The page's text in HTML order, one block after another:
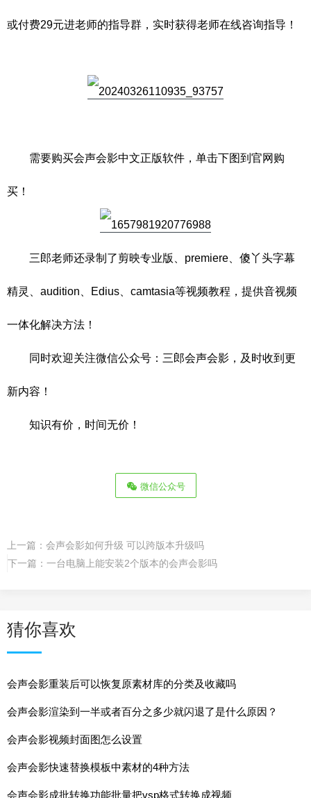
或付费29元进老师的指导群，实时获得老师在线咨询指导！
需要购买会声会影中文正版软件，单击下图到官网购
买！
三郎老师还录制了剪映专业版、premiere、傻丫头字幕
精灵、audition、Edius、camtasia等视频教程，提供音视频
一体化解决方法！
同时欢迎关注微信公众号：三郎会声会影，及时收到更
新内容！
知识有价，时间无价！
微信公众号
上一篇： 会声会影如何升级 可以跨版本升级吗
下一篇： 一台电脑上能安装2个版本的会声会影吗
猜你喜欢
会声会影重装后可以恢复原素材库的分类及收藏吗
会声会影渲染到一半或者百分之多少就闪退了是什么原因？
会声会影视频封面图怎么设置
会声会影快速替换模板中素材的4种方法
会声会影成批转换功能批量把vsp格式转换成视频